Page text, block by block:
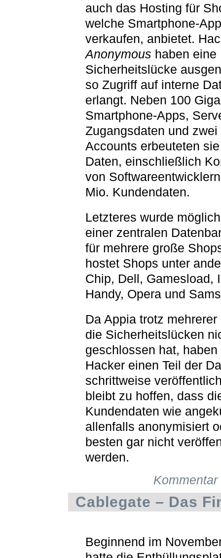
auch das Hosting für
welche Smartphone-
verkaufen, anbietet.
Anonymous haben eine
Sicherheitslücke
so Zugriff auf interne
erlangt. Neben 100
Smartphone-Apps,
Zugangsdaten und zwei
Accounts erbeuteten
Daten, einschließlich
von
Mio. Kundendaten.
Letzteres wurde
einer zentralen
für mehrere große
hostet Shops unter
Chip, Dell, Gamesload,
Handy, Opera und
Da Appia trotz
die Sicherheitslücken
geschlossen hat, haben
Hacker einen Teil der
schrittweise
bleibt zu hoffen, dass
Kundendaten wie
allenfalls anonymisiert
besten gar nicht
werden.
Cablegate – Das
Beginnend im